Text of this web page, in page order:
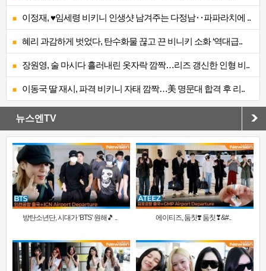
이정재, ♥임세령 비키니 인생샷 남겨주는 다정남‥파파라치에 ..
혜리 과감하게 벗었다, 탄수화물 끊고 끈 비니키 소화 ‘역대급..
장원영, 술 마시다 흘러내린 옷자락 깜짝…리즈 갱신한 인형 비..
이동국 딸 재시, 파격 비키니 자태 깜짝…美 명문대 합격 후 리..
뉴스엔TV
방탄소년단, 시대가 ‘BTS’ 원해🎵 .. 에이티즈, 둠칫❣️ 둠칫❣&#..